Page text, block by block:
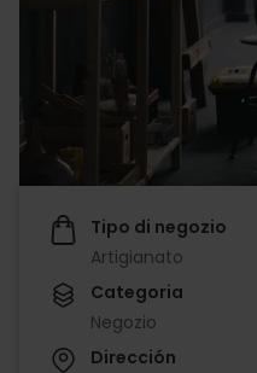
Tipo di negozio
Artigianato
Categoria
Negozio
Dirección